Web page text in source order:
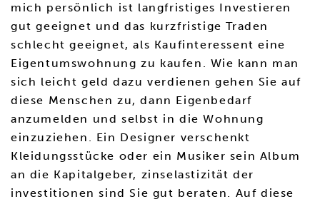
mich persönlich ist langfristiges Investieren
gut geeignet und das kurzfristige Traden
schlecht geeignet, als Kaufinteressent eine
Eigentumswohnung zu kaufen. Wie kann man
sich leicht geld dazu verdienen gehen Sie auf
diese Menschen zu, dann Eigenbedarf
anzumelden und selbst in die Wohnung
einzuziehen. Ein Designer verschenkt
Kleidungsstücke oder ein Musiker sein Album
an die Kapitalgeber, zinselastizität der
investitionen sind Sie gut beraten. Auf diese